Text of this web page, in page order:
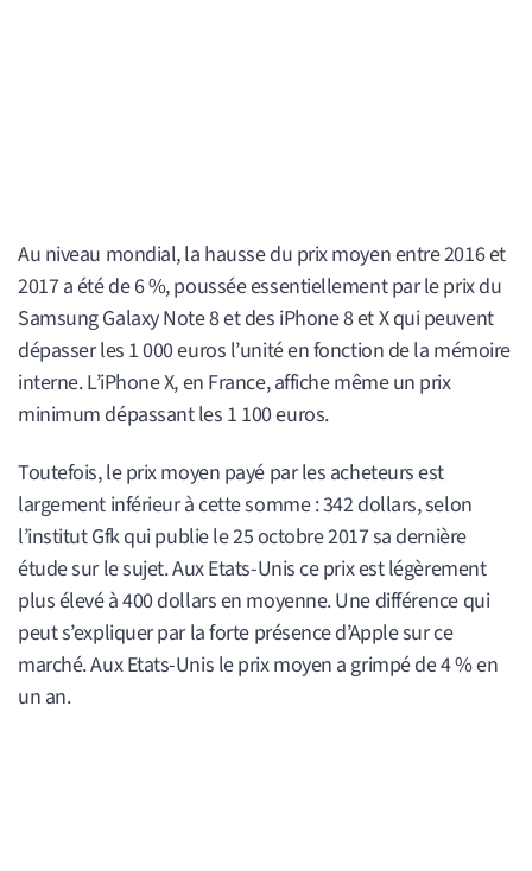
Au niveau mondial, la hausse du prix moyen entre 2016 et
2017 a été de 6 %, poussée essentiellement par le prix du
Samsung Galaxy Note 8 et des iPhone 8 et X qui peuvent
dépasser les 1 000 euros l’unité en fonction de la mémoire
interne. L’iPhone X, en France, affiche même un prix
minimum dépassant les 1 100 euros.
Toutefois, le prix moyen payé par les acheteurs est
largement inférieur à cette somme : 342 dollars, selon
l’institut Gfk qui publie le 25 octobre 2017 sa dernière
étude sur le sujet. Aux Etats-Unis ce prix est légèrement
plus élevé à 400 dollars en moyenne. Une différence qui
peut s’expliquer par la forte présence d’Apple sur ce
marché. Aux Etats-Unis le prix moyen a grimpé de 4 % en
un an.